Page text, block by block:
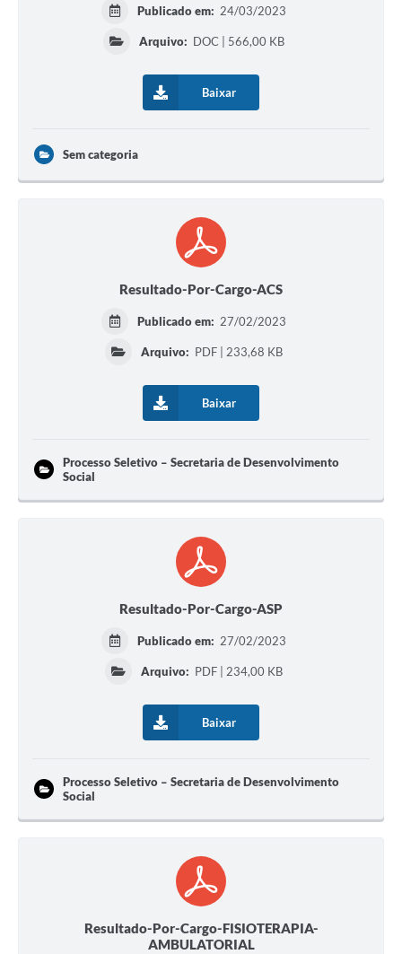
Publicado em: 24/03/2023
Arquivo: DOC | 566,00 KB
Baixar
Sem categoria
Resultado-Por-Cargo-ACS
Publicado em: 27/02/2023
Arquivo: PDF | 233,68 KB
Baixar
Processo Seletivo – Secretaria de Desenvolvimento
Social
Resultado-Por-Cargo-ASP
Publicado em: 27/02/2023
Arquivo: PDF | 234,00 KB
Baixar
Processo Seletivo – Secretaria de Desenvolvimento
Social
Resultado-Por-Cargo-FISIOTERAPIA-
AMBULATORIAL